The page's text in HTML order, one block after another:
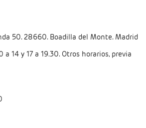
50. 28660. Boadilla del Monte. Madrid
a 14 y 17 a 19.30. Otros horarios, previa